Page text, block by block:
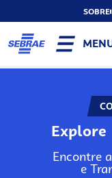
SOBRE
Explore
Encontre
e